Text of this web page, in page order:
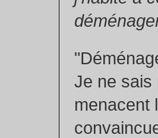
Je ne sais
menacent